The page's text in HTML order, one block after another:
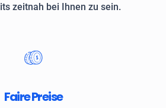
zeitnah bei Ihnen zu sein.
Faire Preise